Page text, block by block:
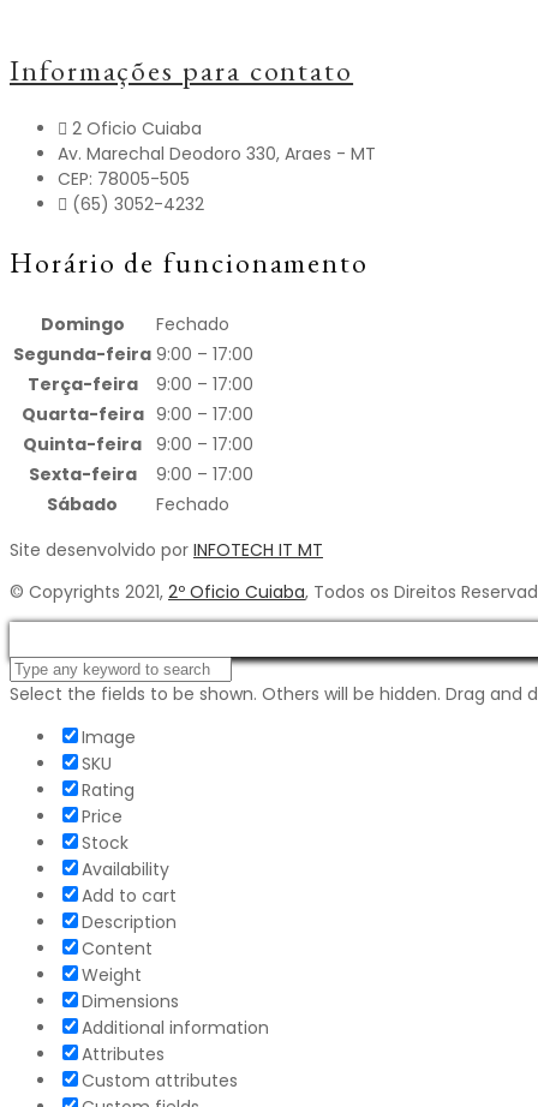
Informações para contato
2 Oficio Cuiaba
Av. Marechal Deodoro 330, Araes - MT
CEP: 78005-505
(65) 3052-4232
Horário de funcionamento
Domingo
Fechado
Segunda-feira 9:00 – 17:00
Terça-feira
9:00 – 17:00
Quarta-feira 9:00 – 17:00
Quinta-feira 9:00 – 17:00
Sexta-feira
9:00 – 17:00
Sábado
Fechado
Site desenvolvido por INFOTECH IT MT
© Copyrights 2021, 2º Oficio Cuiaba, Todos os Direitos
Select the fields to be shown. Others will be hidden. Drag and
Image
SKU
Rating
Price
Stock
Availability
Add to cart
Description
Content
Weight
Dimensions
Additional information
Attributes
Custom attributes